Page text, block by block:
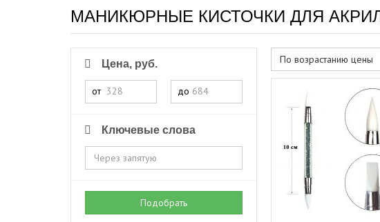
МАНИКЮРНЫЕ КИСТОЧКИ ДЛЯ
Цена, руб.
от до
Ключевые слова
Подобрать
По возрастанию цены